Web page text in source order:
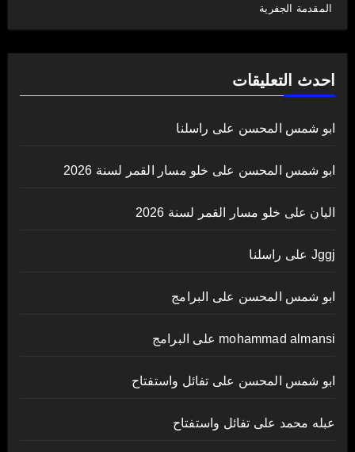
المقدمة الجفرية
احدث التعليقات
ابو شمس المحسن على راسلنا
ابو شمس المحسن على خلو مسار القمر لسنة 2026
اليان على خلو مسار القمر لسنة 2026
Jggj على راسلنا
ابو شمس المحسن على البرامج
mohammad almansi على البرامج
ابو شمس المحسن على تفائل واستفتاح
عبله محمد على تفائل واستفتاح